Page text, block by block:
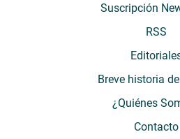
Suscripción
RSS
Breve historia
¿Quiénes
Contacto